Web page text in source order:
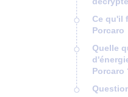
Ce qu'il
Porcaro
Quelle
Porcaro